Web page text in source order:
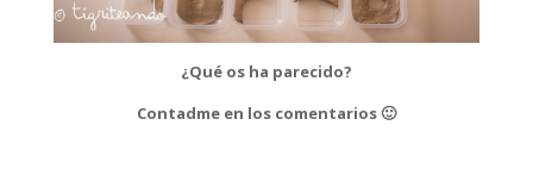
¿Qué os ha parecido?
Contadme en los comentarios 🙂